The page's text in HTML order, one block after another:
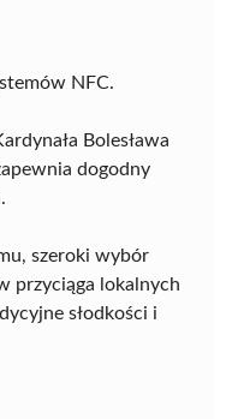
NFC.
Bolesława
dogodny
szeroki wybór
przyciąga lokalnych
słodkości i